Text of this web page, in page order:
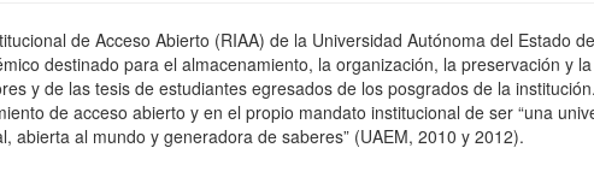
de Acceso Abierto (RIAA) de la Universidad Autónoma del Estado
destinado para el almacenamiento, la organización, la preservación y
y de las tesis de estudiantes egresados de los posgrados de la
de acceso abierto y en el propio mandato institucional de ser “una
abierta al mundo y generadora de saberes” (UAEM, 2010 y 2012).